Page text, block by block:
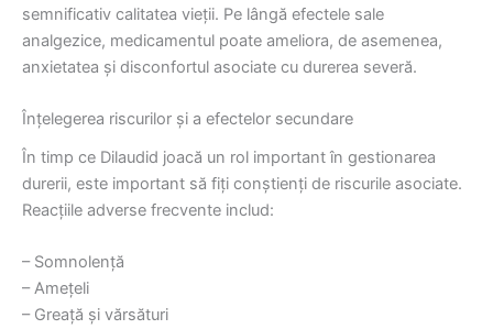
semnificativ calitatea vieții. Pe lângă efectele sale
analgezice, medicamentul poate ameliora, de asemenea,
anxietatea și disconfortul asociate cu durerea severă.
Înțelegerea riscurilor și a efectelor secundare
În timp ce Dilaudid joacă un rol important în gestionarea
durerii, este important să fiți conștienți de riscurile asociate.
Reacțiile adverse frecvente includ:
– Somnolență
– Amețeli
– Greață și vărsături